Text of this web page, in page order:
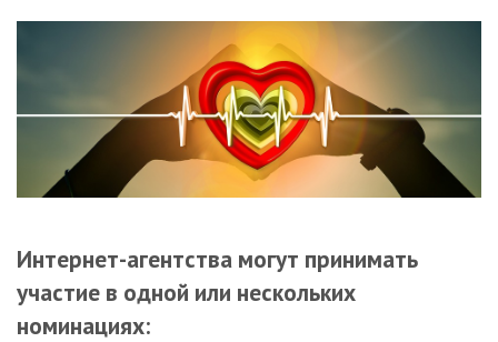
Интернет-агентства могут принимать
участие в одной или нескольких
номинациях: